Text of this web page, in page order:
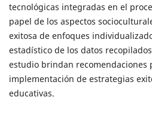
tecnológicas integradas en el
papel de los aspectos
exitosa de enfoques
estadístico de los datos
estudio brindan recomendaciones
implementación de estrategias
educativas.